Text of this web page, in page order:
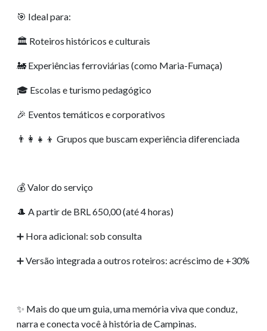
🎯 Ideal para:
🏛️ Roteiros históricos e culturais
🚂 Experiências ferroviárias (como Maria-Fumaça)
🎓 Escolas e turismo pedagógico
🎉 Eventos temáticos e corporativos
👨‍👩‍👧‍👦 Grupos que buscam experiência diferenciada
💰Valor do serviço
🎩 A partir de BRL 650,00 (até 4 horas)
➕ Hora adicional: sob consulta
➕Versão integrada a outros roteiros: acréscimo de +30%
✨ Mais do que um guia, uma memória viva que conduz,
narra e conecta você à história de Campinas.